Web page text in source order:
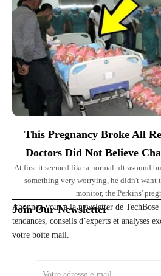
This Pregnancy Broke All
Doctors Did Not Believe
At first it seemed like a normal ultrasound
something very worrying, he didn't want
monitor, the Perkins'
Join Our Newsletter
Abonnez-vous à la newsletter de
tendances, conseils d’experts et analyses
votre boîte mail.